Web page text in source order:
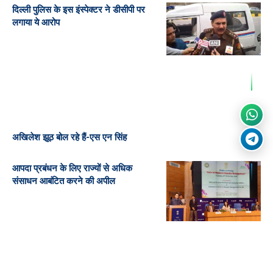
दिल्ली पुलिस के इस इंस्पेक्टर ने डीसीपी पर
लगाया ये आरोप
अखिलेश झूठ बोल रहे हैं-एस एन सिंह
आपदा प्रबंधन के लिए राज्यों से अधिक
संसाधन आबंटित करने की अपील